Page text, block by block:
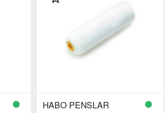
HABO PENSLAR